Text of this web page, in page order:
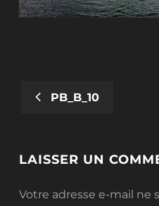
NAVIGATION
PB_B_10
LAISSER UN
Votre adresse e-mail ne